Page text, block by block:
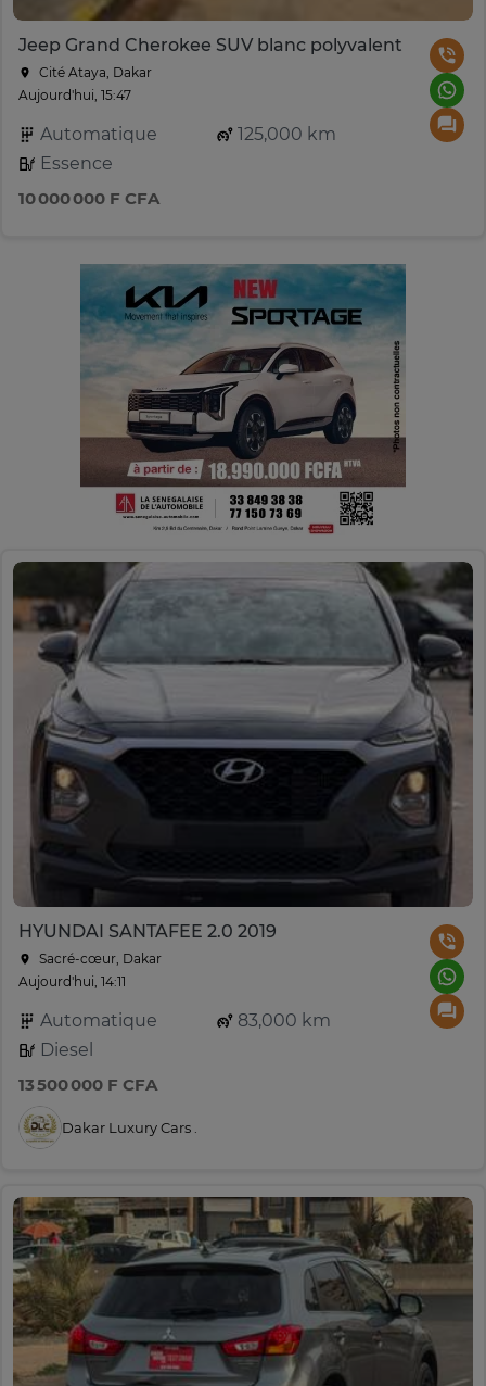
Jeep Grand Cherokee SUV blanc polyvalent
Cité Ataya, Dakar
Aujourd'hui, 15:47
Automatique
125,000 km
Essence
10 000 000 F CFA
HYUNDAI SANTAFEE 2.0 2019
Sacré-cœur, Dakar
Aujourd'hui, 14:11
Automatique
83,000 km
Diesel
13 500 000 F CFA
Dakar Luxury Cars .